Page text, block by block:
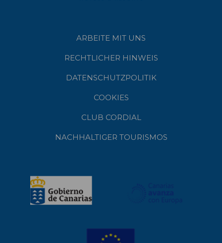
ARBEITE MIT UNS
RECHTLICHER HINWEIS
DATENSCHUTZPOLITIK
COOKIES
CLUB CORDIAL
NACHHALTIGER TOURISMOS